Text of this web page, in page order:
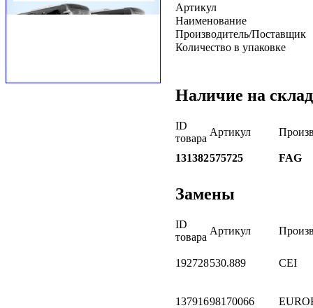
Артикул
Наименование
Производитель/Поставщик
Количество в упаковке
Наличие на
ID
товара
Артикул
131382575725 FAG
Замены
ID
товара
Артикул
192728530.889 CEI
13791698170066